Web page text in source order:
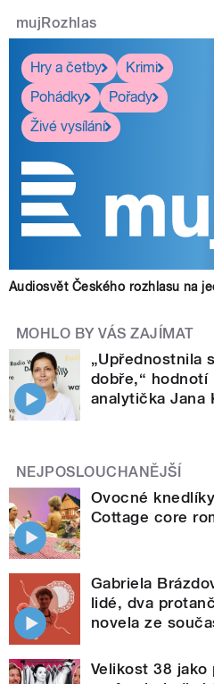
mujRozhlas
Hry a četby
Krimi
Pohádky
Pořady
Živé vysílání
Audiosvět Českého rozhlasu na
MOHLO BY VÁS ZAJÍMAT
„Upřednostnila
dobře,“ hodnotí
analytička Jana
NEJPOSLOUCHANĚJŠÍ
Ovocné
Cottage core
Gabriela
lidé, dva
novela ze
Velikost 38 jako